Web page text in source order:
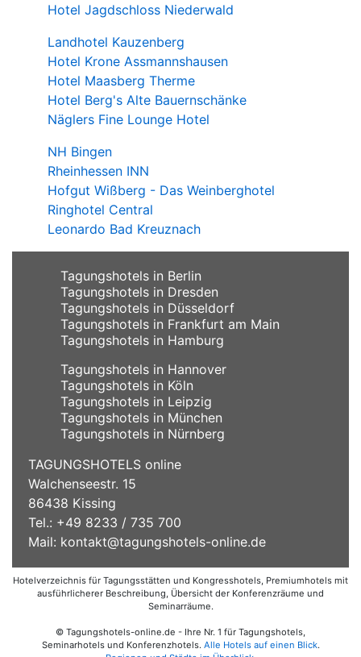
Hotel Jagdschloss Niederwald
Landhotel Kauzenberg
Hotel Krone Assmannshausen
Hotel Maasberg Therme
Hotel Berg's Alte Bauernschänke
Näglers Fine Lounge Hotel
NH Bingen
Rheinhessen INN
Hofgut Wißberg - Das Weinberghotel
Ringhotel Central
Leonardo Bad Kreuznach
Tagungshotels in Berlin
Tagungshotels in Dresden
Tagungshotels in Düsseldorf
Tagungshotels in Frankfurt am Main
Tagungshotels in Hamburg
Tagungshotels in Hannover
Tagungshotels in Köln
Tagungshotels in Leipzig
Tagungshotels in München
Tagungshotels in Nürnberg
TAGUNGSHOTELS online
Walchenseestr. 15
86438 Kissing
Tel.: +49 8233 / 735 700
Mail: kontakt@tagungshotels-online.de
Hotelverzeichnis für Tagungsstätten und Kongresshotels, Premiumhotels mit
ausführlicherer Beschreibung, Übersicht der Konferenzräume und
Seminarräume.
© Tagungshotels-online.de - Ihre Nr. 1 für Tagungshotels,
Seminarhotels und Konferenzhotels. Alle Hotels auf einen Blick.